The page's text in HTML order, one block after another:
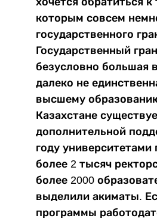
которым совсем
государственного
Государственный
безусловно большая
далеко не
высшему
Казахстане
дополнительной
году университетами
более 2 тысяч
более 2000
выделили акиматы.
программы